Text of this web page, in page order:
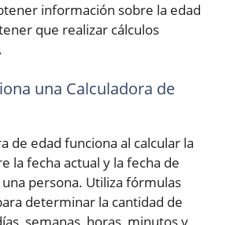
información sobre la edad
que realizar cálculos
una Calculadora de
de edad funciona al calcular la
la fecha actual y la fecha de
persona. Utiliza fórmulas
determinar la cantidad de
semanas, horas, minutos y